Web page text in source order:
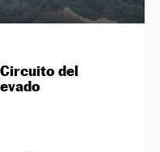
Circuito del